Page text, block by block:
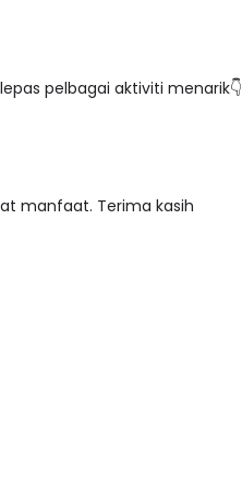
pelbagai aktiviti menarik👇
manfaat. Terima kasih